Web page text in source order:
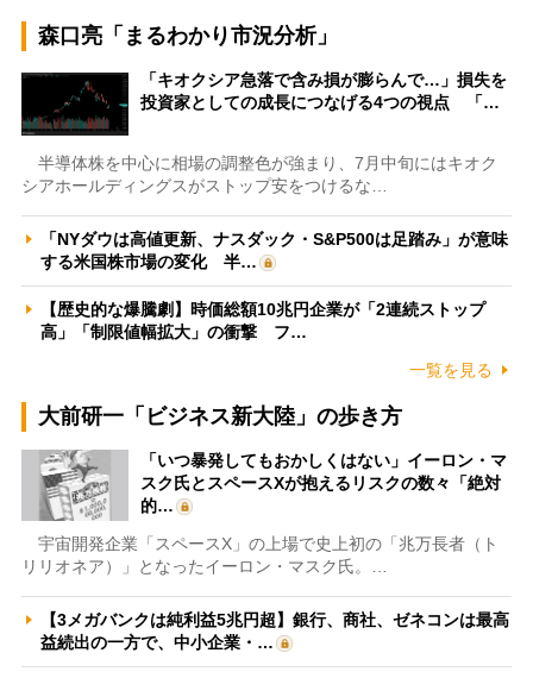
森口亮「まるわかり市況分析」
「キオクシア急落で含み損が膨らんで…」損失を
投資家としての成長につなげる4つの視点 「…
半導体株を中心に相場の調整色が強まり、7月中旬にはキオク
シアホールディングスがストップ安をつけるな…
「NYダウは高値更新、ナスダック・S&P500は足踏み」が意味
する米国株市場の変化 半…
【歴史的な爆騰劇】時価総額10兆円企業が「2連続ストップ
高」「制限値幅拡大」の衝撃 フ…
一覧を見る
大前研一「ビジネス新大陸」の歩き方
「いつ暴発してもおかしくはない」イーロン・マ
スク氏とスペースXが抱えるリスクの数々「絶対
的…
宇宙開発企業「スペースX」の上場で史上初の「兆万長者（ト
リリオネア）」となったイーロン・マスク氏。…
【3メガバンクは純利益5兆円超】銀行、商社、ゼネコンは最高
益続出の一方で、中小企業・…